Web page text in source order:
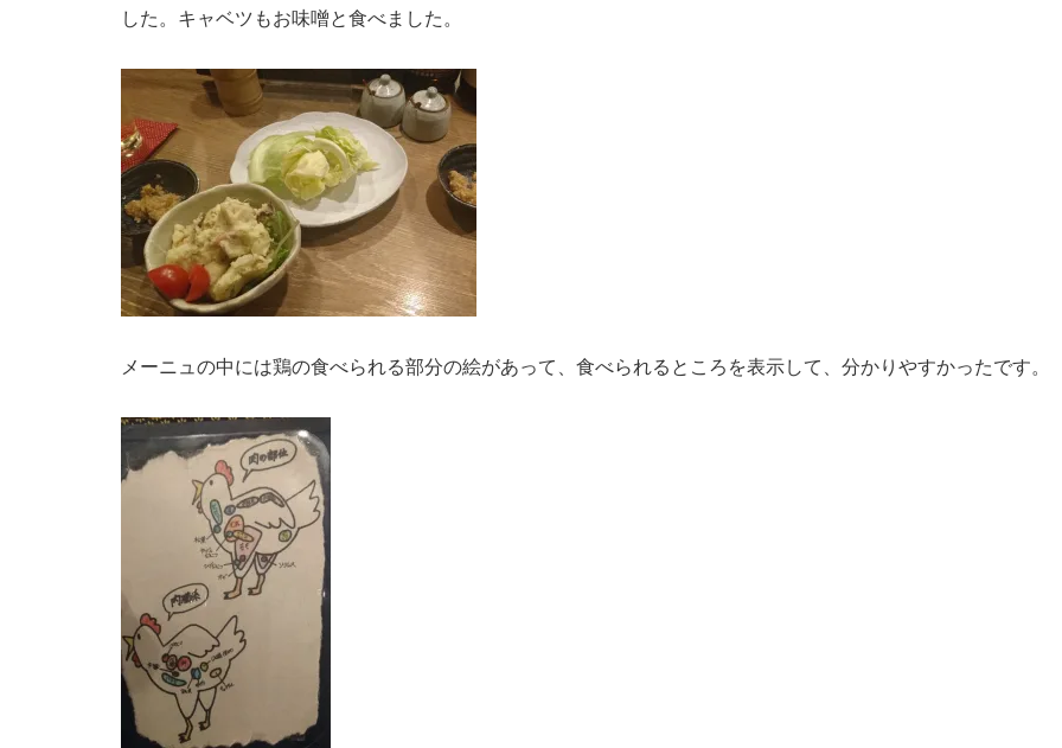
した。キャベツもお味噌と食べました。
メーニュの中には鶏の食べられる部分の絵があって、食べられるところを表示して、分かりやすかったです。